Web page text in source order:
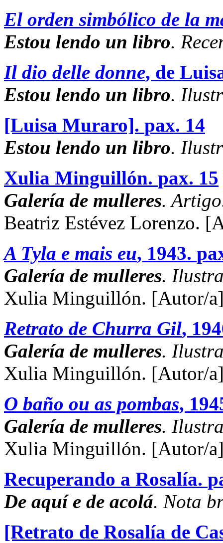
El orden simbólico de la
Estou lendo un libro.
Il dio delle donne, de
Estou lendo un libro.
[Luisa Muraro]. pax. 14
Estou lendo un libro.
Xulia Minguillón. pax. 15
Galería de mulleres.
Beatriz Estévez Lorenzo.
A Tyla e mais eu, 1943.
Galería de mulleres.
Xulia Minguillón. [Autor/
Retrato de Churra Gil,
Galería de mulleres.
Xulia Minguillón. [Autor/
O baño ou as pombas,
Galería de mulleres.
Xulia Minguillón. [Autor/
Recuperando a Rosalía.
De aquí e de acolá. Nota
[Retrato de Rosalía de